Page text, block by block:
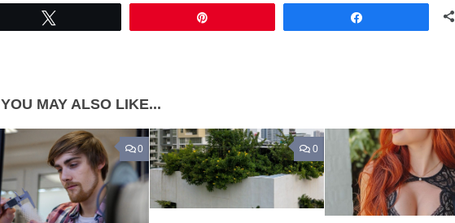
Share on Facebook Share on LinkedIn Share on Twitter
YOU MAY ALSO LIKE...
0 0